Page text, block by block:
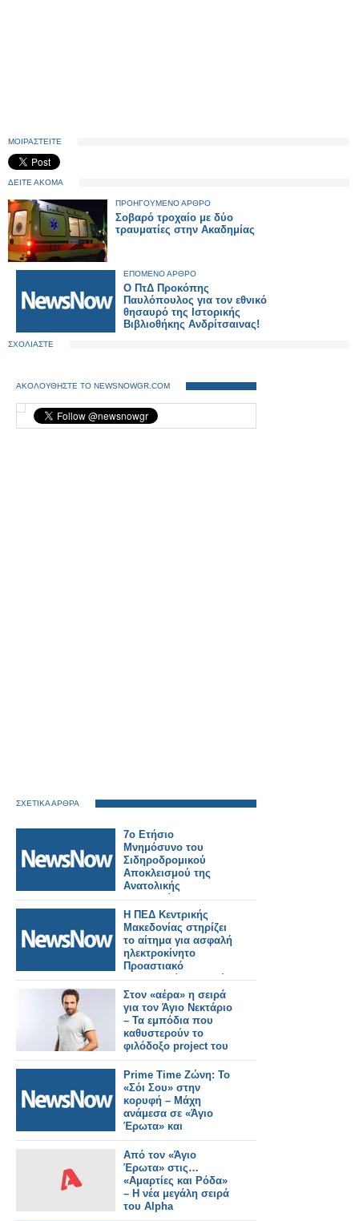
ΜΟΙΡΑΣΤΕΙΤΕ
ΔΕΙΤΕ ΑΚΟΜΑ
ΠΡΟΗΓΟΥΜΕΝΟ ΑΡΘΡΟ
Σοβαρό τροχαίο με δύο
τραυματίες στην Ακαδημίας
ΕΠΟΜΕΝΟ ΑΡΘΡΟ
Ο ΠτΔ Προκόπης
Παυλόπουλος για τον εθνικό
θησαυρό της Ιστορικής
Βιβλιοθήκης Ανδρίτσαινας!
ΣΧΟΛΙΑΣΤΕ
ΑΚΟΛΟΥΘΗΣΤΕ ΤΟ NEWSNOWGR.COM
ΣΧΕΤΙΚΑ ΑΡΘΡΑ
7ο Ετήσιο
Μνημόσυνο του
Σιδηροδρομικού
Αποκλεισμού της
Ανατολικής
Μακεδονίας και
Θράκης.
Η ΠΕΔ Κεντρικής
Μακεδονίας στηρίζει
το αίτημα για ασφαλή
ηλεκτροκίνητο
Προαστιακό
Θεσσαλονίκη–Πλατύ–
Έδεσσα.
Στον «αέρα» η σειρά
για τον Άγιο Νεκτάριο
– Τα εμπόδια που
καθυστερούν το
φιλόδοξο project του
Alpha
Prime Time Ζώνη: Το
«Σόι Σου» στην
κορυφή – Μάχη
ανάμεσα σε «Άγιο
Έρωτα» και
«MasterChef»
Από τον «Άγιο
Έρωτα» στις…
«Αμαρτίες και Ρόδα»
– Η νέα μεγάλη σειρά
του Alpha